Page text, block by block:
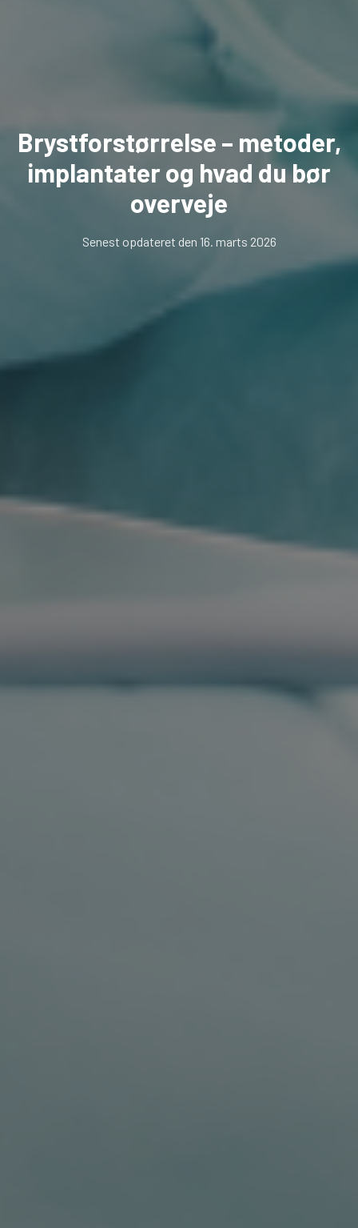
Brystforstørrelse – metoder,
implantater og hvad du bør
overveje
Senest opdateret den 16. marts 2026